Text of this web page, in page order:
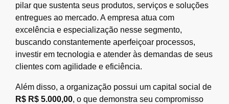
pilar que sustenta seus produtos, serviços e soluções
entregues ao mercado. A empresa atua com
excelência e especialização nesse segmento,
buscando constantemente aperfeiçoar processos,
investir em tecnologia e atender às demandas de seus
clientes com agilidade e eficiência.
Além disso, a organização possui um capital social de
R$ R$ 5.000,00, o que demonstra seu compromisso